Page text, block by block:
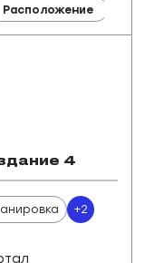
Расположение
4
+2